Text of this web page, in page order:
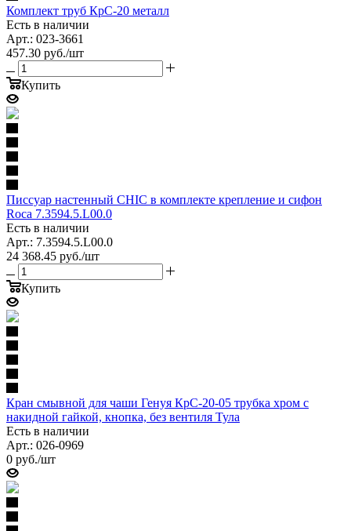
Комплект труб КрС-20 металл
Есть в наличии
Арт.: 023-3661
457.30 руб./шт
Купить
Писсуар настенный CHIC в комплекте крепление и сифон
Roca 7.3594.5.L00.0
Есть в наличии
Арт.: 7.3594.5.L00.0
24 368.45 руб./шт
Купить
Кран смывной для чаши Генуя КрС-20-05 трубка хром с
накидной гайкой, кнопка, без вентиля Тула
Есть в наличии
Арт.: 026-0969
0 руб./шт